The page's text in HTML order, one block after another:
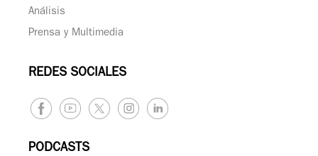
Análisis
Prensa y Multimedia
REDES SOCIALES
PODCASTS